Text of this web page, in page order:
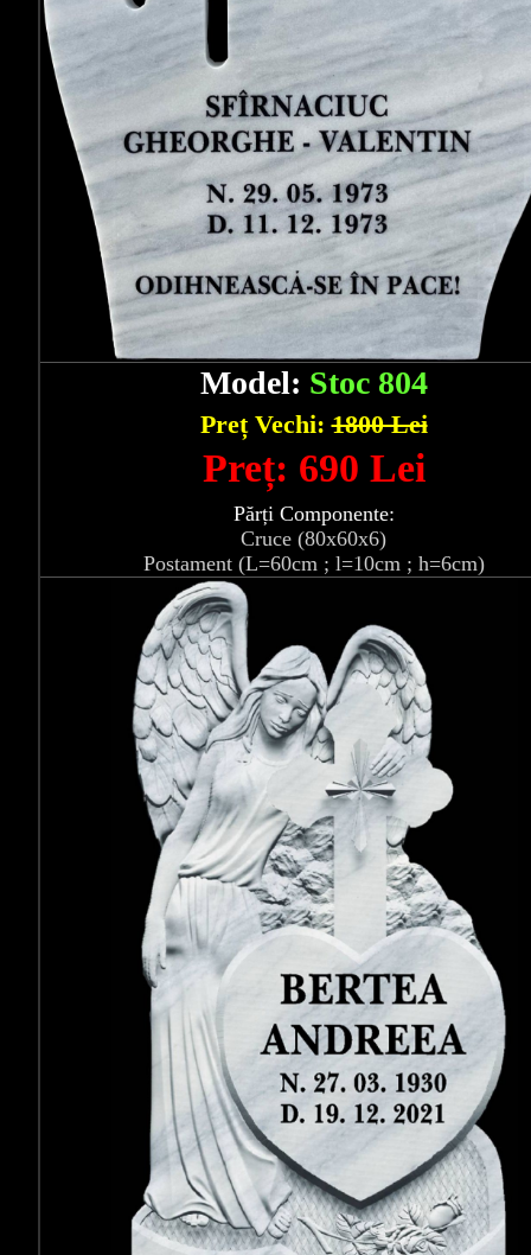
Model: Stoc 804
Preț Vechi:1800 Lei
Preț: 690 Lei
Părți Componente:
Cruce (80x60x6)
Postament (L=60cm ; l=10cm ; h=6cm)